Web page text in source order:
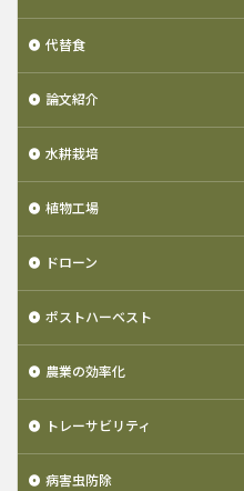
代替食
論文紹介
水耕栽培
植物工場
ドローン
ポストハーベスト
農業の効率化
トレーサビリティ
病害虫防除